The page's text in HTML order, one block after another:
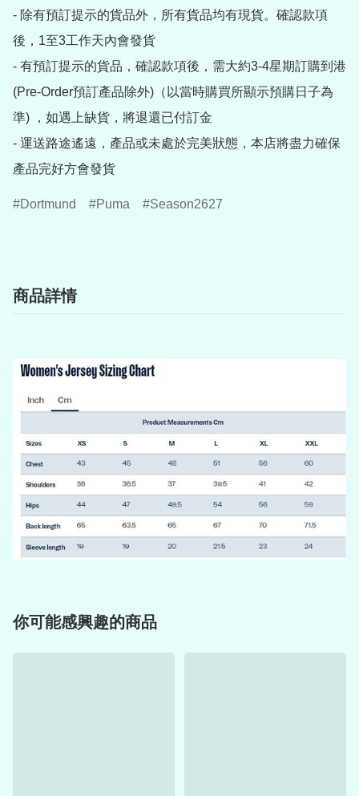
- 除有預訂提示的貨品外，所有貨品均有現貨。確認款項
後，1至3工作天內會發貨
- 有預訂提示的貨品，確認款項後，需大約3-4星期訂購到港
(Pre-Order預訂產品除外)（以當時購買所顯示預購日子為
準) ，如遇上缺貨，將退還已付訂金
- 運送路途遙遠，產品或未處於完美狀態，本店將盡力確保
產品完好方會發貨
Dortmund Puma Season2627
商品詳情
你可能感興趣的商品